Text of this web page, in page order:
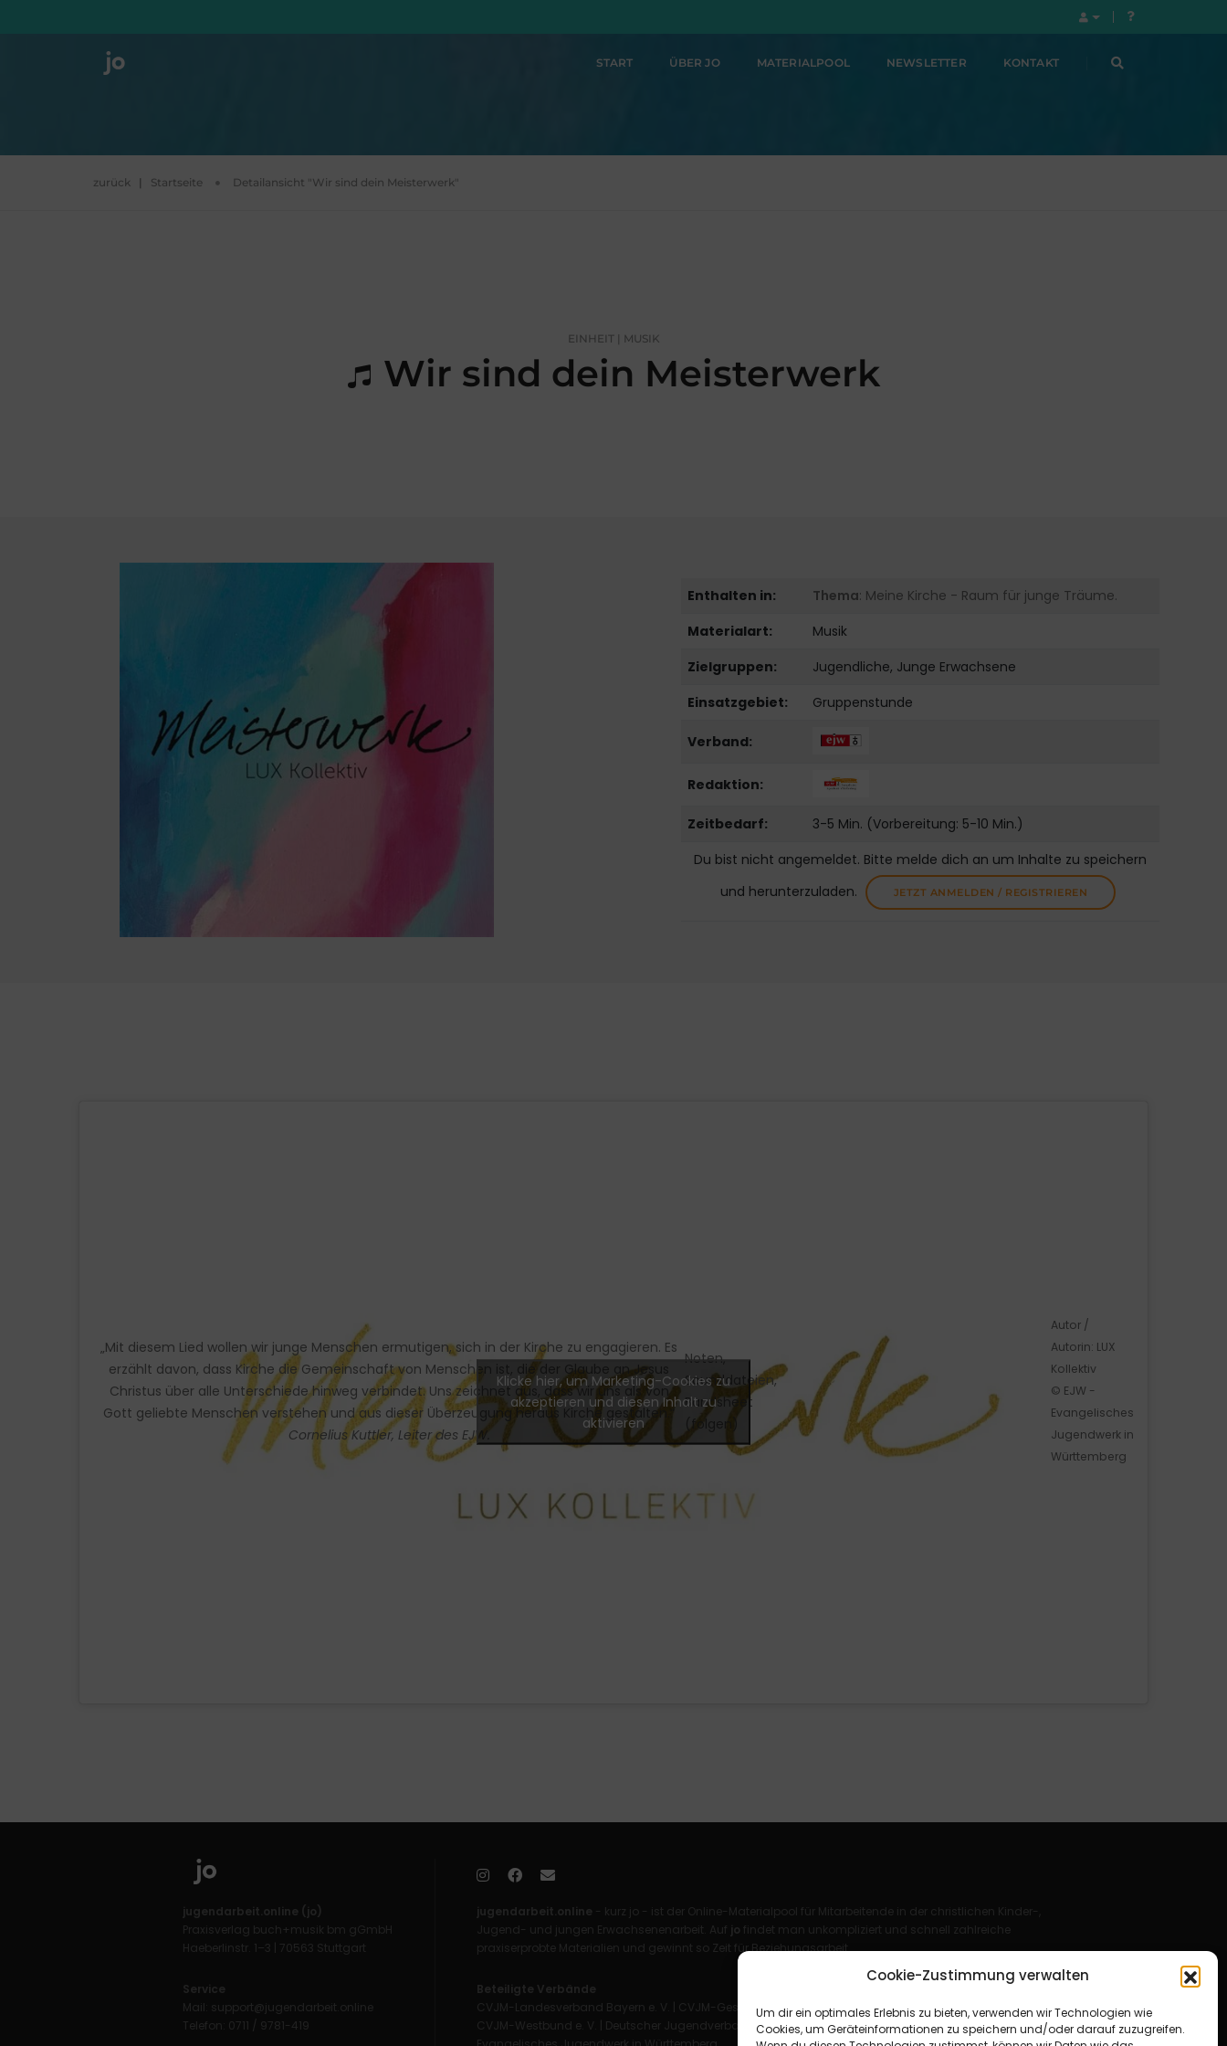
Cookie-Zustimmung verwalten
Um dir ein optimales Erlebnis zu bieten, verwenden wir Technologien wie
Cookies, um Geräteinformationen zu speichern und/oder darauf zuzugreifen.
START ÜBER JO MATERIALPOOL NEWSLETTER KONTAKT
zurück | Startseite Detailansicht "Wir sind dein Meisterwerk"
EINHEIT | MUSIK
Wir sind dein Meisterwerk
Enthalten in: Thema: Meine Kirche - Raum für junge Träume.
Materialart:
Musik
Zielgruppen:
Jugendliche, Junge Erwachsene
Einsatzgebiet:
Gruppenstunde
Verband:
Redaktion:
Zeitbedarf:
3-5 Min. (Vorbereitung: 5-10 Min.)
Du bist nicht angemeldet. Bitte melde dich an um Inhalte zu speichern
und herunterzuladen.
JETZT ANMELDEN / REGISTRIEREN
„Mit diesem Lied wollen wir junge Menschen ermutigen, sich in der Kirche zu engagieren. Es
erzählt davon, dass Kirche die Gemeinschaft von Menschen ist, die der Glaube an Jesus
Christus über alle Unterschiede hinweg verbindet. Uns zeichnet aus, dass wir uns als von
Gott geliebte Menschen verstehen und aus dieser Überzeugung heraus Kirche gestalten.“
Cornelius Kuttler, Leiter des EJW.
Noten,
Sounddateien,
Bandsheet
(folgen)
Autor /
Autorin: LUX
Kollektiv
© EJW -
Evangelisches
Jugendwerk in
Württemberg
Klicke hier, um Marketing-Cookies zu
akzeptieren und diesen Inhalt zu
aktivieren
jugendarbeit.online (jo)
Praxisverlag buch+musik bm gGmbH
Haeberlinstr. 1–3 | 70563 Stuttgart
Service
Mail: support@jugendarbeit.online
Telefon: 0711 / 9781-419
jugendarbeit.online - kurz jo - ist der Online-Materialpool für Mitarbeitende in der christlichen Kinder-,
Jugend- und jungen Erwachsenenarbeit. Auf jo findet man unkompliziert und schnell zahlreiche
praxiserprobte Materialien und gewinnt so Zeit für Beziehungsarbeit.
Beteiligte Verbände
CVJM-Landesverband Bayern e. V.
CVJM-Gesamtverband in Deutschland e. V.
CVJM-Westbund e. V.
Deutscher Jugendverband „Entschieden für Christus“ e. V.